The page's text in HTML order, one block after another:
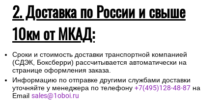
2. Доставка по России и свыше
10км от МКАД:
Сроки и стоимость доставки транспортной компанией
(СДЭК, Боксберри) рассчитывается автоматически на
странице оформления заказа.
Информацию по отправке другими службами доставки
уточняйте у менеджера по телефону +7(495)128-48-87 на
Email sales@1oboi.ru